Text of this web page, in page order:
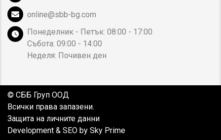
online@sbb-bg.com
Понеделник - Петък: 08:00 - 17:00
Събота: 09:00 - 14:00
Неделя: Почивен ден
© СББ Груп ООД
Всички права запазени.
Защита на личните данни
Development & SEO by Sky Prime